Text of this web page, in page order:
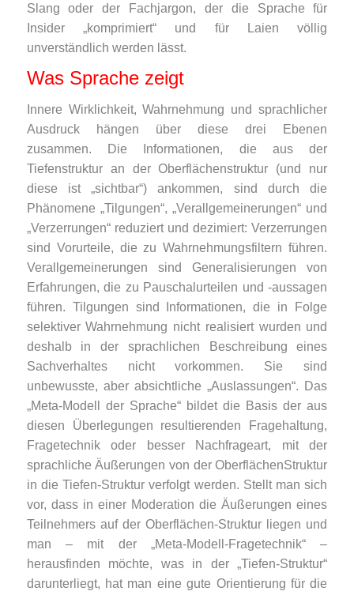
Slang oder der Fachjargon, der die Sprache für
Insider „komprimiert“ und für Laien völlig
unverständlich werden lässt.
Was Sprache zeigt
Innere Wirklichkeit, Wahrnehmung und sprachlicher
Ausdruck hängen über diese drei Ebenen
zusammen. Die Informationen, die aus der
Tiefenstruktur an der Oberflächenstruktur (und nur
diese ist „sichtbar“) ankommen, sind durch die
Phänomene „Tilgungen“, „Verallgemeinerungen“ und
„Verzerrungen“ reduziert und dezimiert: Verzerrungen
sind Vorurteile, die zu Wahrnehmungsfiltern führen.
Verallgemeinerungen sind Generalisierungen von
Erfahrungen, die zu Pauschalurteilen und -aussagen
führen. Tilgungen sind Informationen, die in Folge
selektiver Wahrnehmung nicht realisiert wurden und
deshalb in der sprachlichen Beschreibung eines
Sachverhaltes nicht vorkommen. Sie sind
unbewusste, aber absichtliche „Auslassungen“. Das
„Meta-Modell der Sprache“ bildet die Basis der aus
diesen Überlegungen resultierenden Fragehaltung,
Fragetechnik oder besser Nachfrageart, mit der
sprachliche Äußerungen von der OberflächenStruktur
in die Tiefen-Struktur verfolgt werden. Stellt man sich
vor, dass in einer Moderation die Äußerungen eines
Teilnehmers auf der Oberflächen-Struktur liegen und
man – mit der „Meta-Modell-Fragetechnik“ –
herausfinden möchte, was in der „Tiefen-Struktur“
darunterliegt, hat man eine gute Orientierung für die